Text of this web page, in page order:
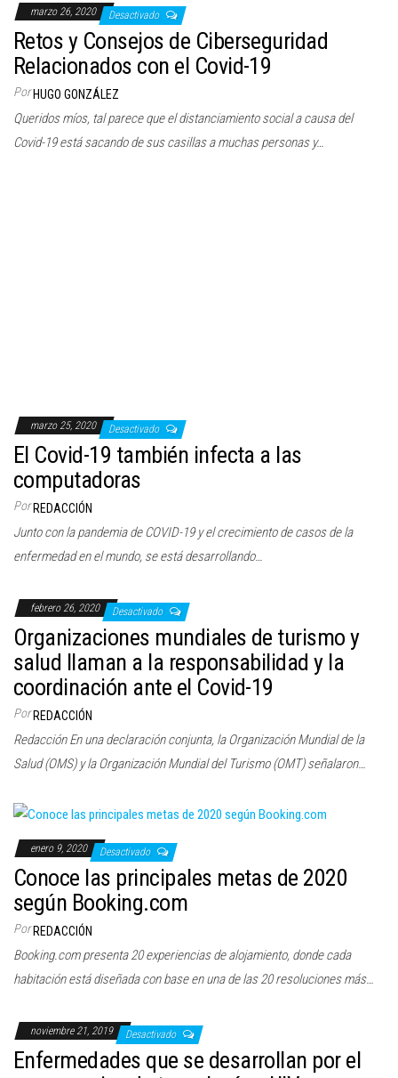
marzo 26, 2020 Desactivado
Retos y Consejos de Ciberseguridad
Relacionados con el Covid-19
Por HUGO GONZÁLEZ
Queridos míos, tal parece que el distanciamiento social a causa del
Covid-19 está sacando de sus casillas a muchas personas y…
Organizaciones mundiales de turismo y
salud llaman a la responsabilidad y la
coordinación ante el Covid-19
Por REDACCIÓN
Redacción En una declaración conjunta, la Organización Mundial de la
Salud (OMS) y la Organización Mundial del Turismo (OMT) señalaron…
enero 9, 2020 Desactivado
Conoce las principales metas de 2020
según Booking.com
REDACCIÓN
Booking.com presenta 20 experiencias de alojamiento, donde cada
Enfermedades que se desarrollan por el
uso excesivo de tecnologías: UIV
Por REDACCIÓN
Cifras de IAB México y Kantar Insights, revelan que en el país el 46% de
las personas advierten que sus…
Desactivado
Apoya Electrolit asociación
#CaribeSóloHayUno